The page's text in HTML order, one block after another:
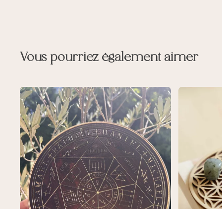
Vous pourriez également aimer